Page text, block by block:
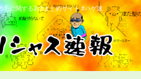
毛に関する2chまとめサイト #ハゲ速